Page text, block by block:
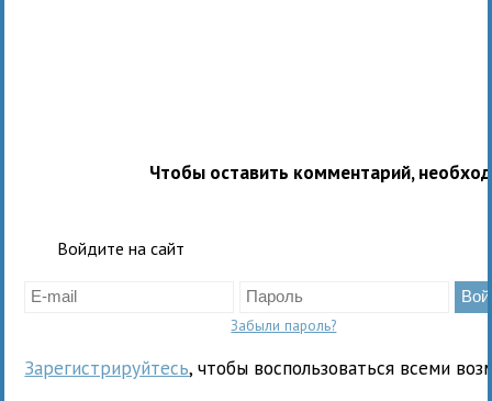
Чтобы оставить комментарий,
Войдите на сайт
Забыли пароль?
Зарегистрируйтесь, чтобы воспользоваться всеми